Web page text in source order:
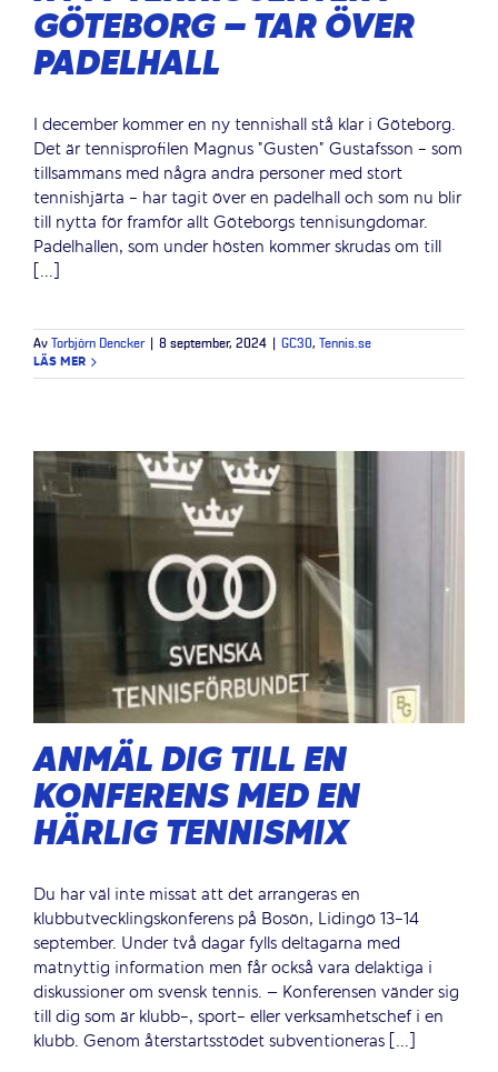
GÖTEBORG – TAR ÖVER
PADELHALL
I december kommer en ny tennishall stå klar i Göteborg.
Det är tennisprofilen Magnus ”Gusten” Gustafsson - som
tillsammans med några andra personer med stort
tennishjärta - har tagit över en padelhall och som nu blir
till nytta för framför allt Göteborgs tennisungdomar.
Padelhallen, som under hösten kommer skrudas om till
[...]
Av Torbjörn Dencker 8 september, 2024 GC30, Tennis.se
LÄS MER
ANMÄL DIG TILL EN
KONFERENS MED EN
HÄRLIG TENNISMIX
Du har väl inte missat att det arrangeras en
klubbutvecklingskonferens på Bosön, Lidingö 13-14
september. Under två dagar fylls deltagarna med
matnyttig information men får också vara delaktiga i
diskussioner om svensk tennis. – Konferensen vänder sig
till dig som är klubb-, sport- eller verksamhetschef i en
klubb. Genom återstartsstödet subventioneras [...]